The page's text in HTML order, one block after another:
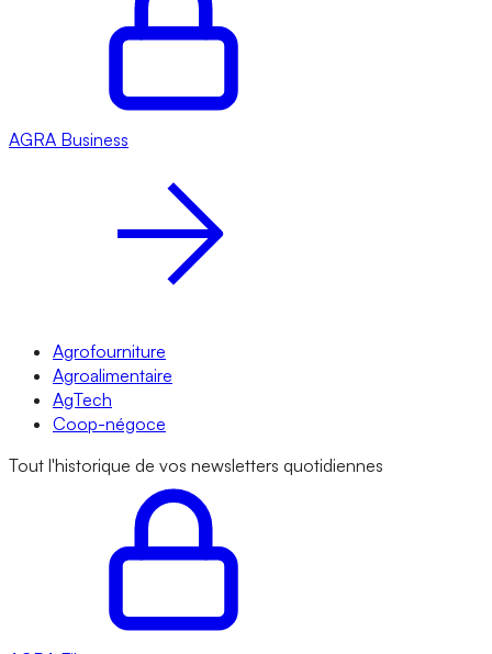
AGRA Business
Agrofourniture
Agroalimentaire
AgTech
Coop-négoce
Tout l'historique de vos newsletters quotidiennes